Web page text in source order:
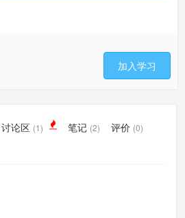
加入学习
讨论区 (1) 笔记 (2) 评价 (0)